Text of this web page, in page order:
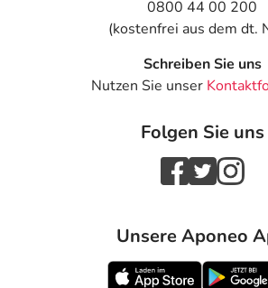
0800 44 00 200
(kostenfrei aus dem dt.
Schreiben Sie uns
Nutzen Sie unser
Folgen Sie uns
Unsere Aponeo